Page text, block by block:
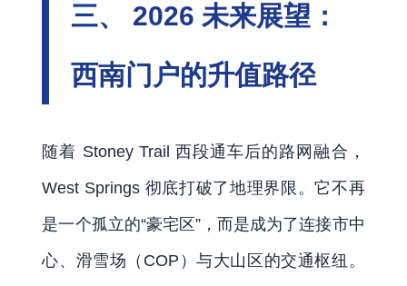
三、 2026 未来展望：
西南门户的升值路径
随着 Stoney Trail 西段通车后的路网融合，
West Springs 彻底打破了地理界限。它不再
是一个孤立的“豪宅区”，而是成为了连接市中
心、滑雪场（COP）与大山区的交通枢纽。